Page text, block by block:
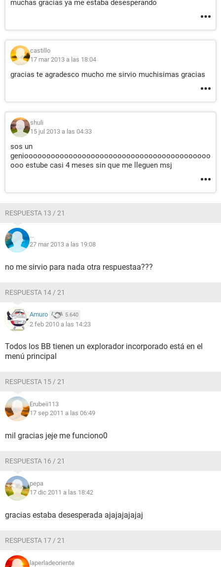
muchas gracias ya me estaba desesperando
castillo
17 mar 2013 a las 18:04
gracias te agradesco mucho me sirvio muchisimas gracias
shuli
15 jul 2013 a las 04:33
sos un
genioooooooooooooooooooooooooooooooooooooooooo
ooo estube casi 4 meses sin que me lleguen msj
RESPUESTA 13 / 21
...
27 mar 2013 a las 19:08
no me sirvio para nada otra respuestaa???
RESPUESTA 14 / 21
Amuro 5.640
2 feb 2010 a las 14:23
Todos los BB tienen un explorador incorporado está en el
menú principal
RESPUESTA 15 / 21
Erubeii113
17 sep 2011 a las 06:49
mil gracias jeje me funciono0
RESPUESTA 16 / 21
pepa
17 dic 2011 a las 18:42
gracias estaba desesperada ajajajajajaj
RESPUESTA 17 / 21
laperladeoriente